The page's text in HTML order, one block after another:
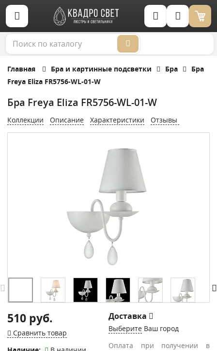
Корзина (0)
Главная Бра и картинные подсветки Бра
Бра
Freya Eliza FR5756-WL-01-W
Бра Freya Eliza FR5756-WL-01-W
Коллекции Описание Характеристики Отзывы
510 руб.
Сравнить товар
Доставка
Выберите Ваш город
Оплата при получении в